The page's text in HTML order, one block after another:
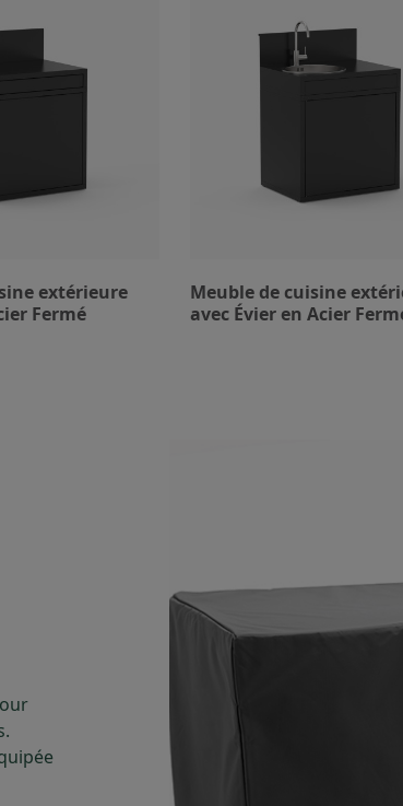
extérieure
Fermé
Meuble de cuisine
avec Évier en Acier